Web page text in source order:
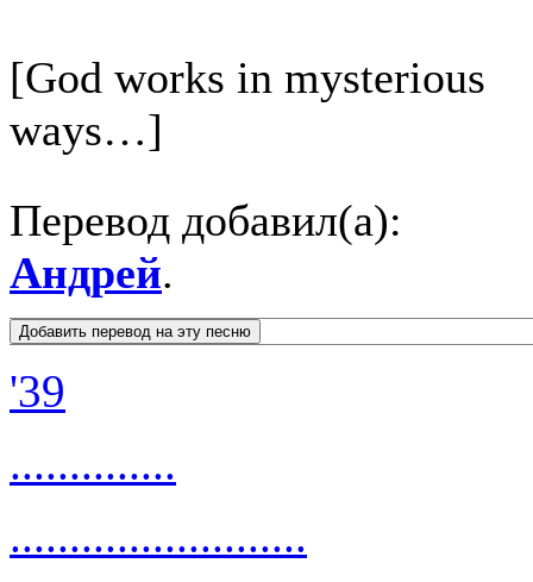
[God works in mysterious
ways…]
Перевод добавил(а):
Андрей.
'39
..............
.........................